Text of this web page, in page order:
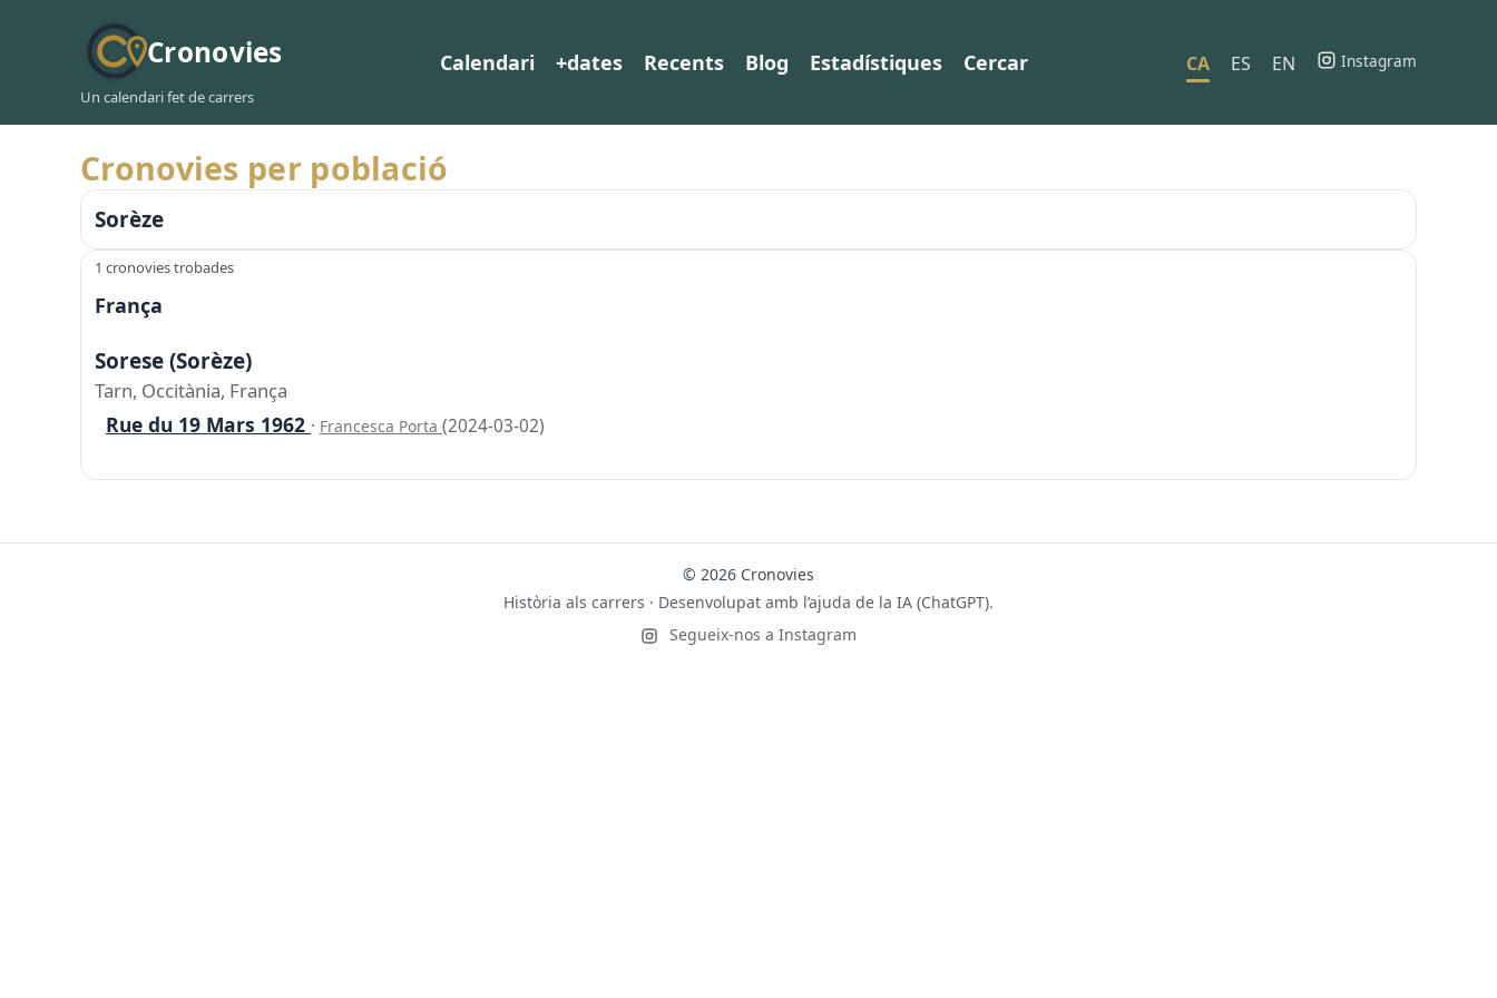
Cronovies
Un calendari fet de carrers
Calendari +dates Recents Blog Estadístiques Cercar CA ES EN Instagram
Cronovies per població
Sorèze
1 cronovies trobades
França
Sorese (Sorèze)
Tarn, Occitània, França
Rue du 19 Mars 1962 · Francesca Porta (2024-03-02)
© 2026 Cronovies
Història als carrers · Desenvolupat amb l’ajuda de la IA (ChatGPT).
Segueix-nos a Instagram